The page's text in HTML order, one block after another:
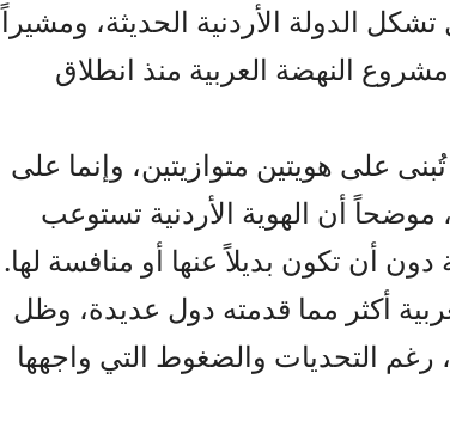
الدولة الأردنية الحديثة، ومشيراً
مشروع النهضة العربية منذ انطلاق
على هويتين متوازيتين، وإنما على
موضحاً أن الهوية الأردنية تستوعب
أن تكون بديلاً عنها أو منافسة لها.
أكثر مما قدمته دول عديدة، وظل
التحديات والضغوط التي واجهها